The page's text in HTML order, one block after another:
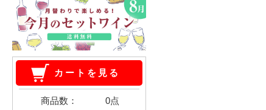
カートを見る
商品数：
0点